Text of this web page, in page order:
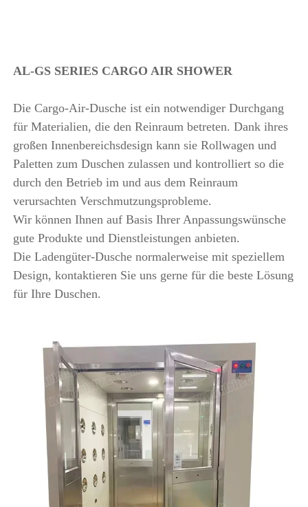
AL-GS SERIES CARGO AIR SHOWER
Die Cargo-Air-Dusche ist ein notwendiger Durchgang
für Materialien, die den Reinraum betreten. Dank ihres
großen Innenbereichsdesign kann sie Rollwagen und
Paletten zum Duschen zulassen und kontrolliert so die
durch den Betrieb im und aus dem Reinraum
verursachten Verschmutzungsprobleme.
Wir können Ihnen auf Basis Ihrer Anpassungswünsche
gute Produkte und Dienstleistungen anbieten.
Die Ladengüter-Dusche normalerweise mit speziellem
Design, kontaktieren Sie uns gerne für die beste Lösung
für Ihre Duschen.